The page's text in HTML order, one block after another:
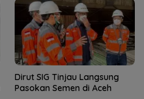
Dirut SIG Tinjau Langsung
Pasokan Semen di Aceh